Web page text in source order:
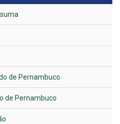
de Pernambuco
de Pernambuco